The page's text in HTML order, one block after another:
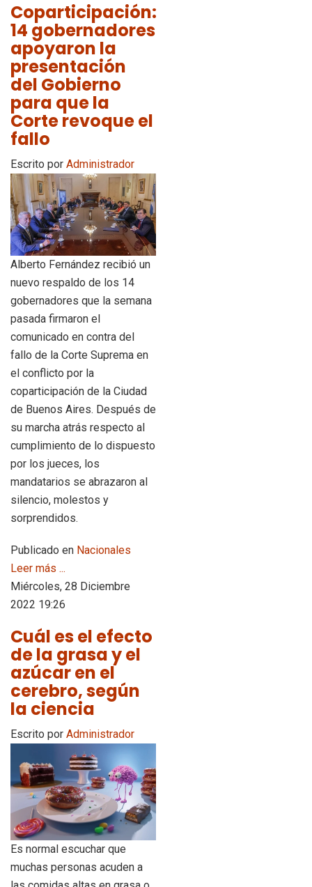
Coparticipación:
14 gobernadores
apoyaron la
presentación
del Gobierno
para que la
Corte revoque el
fallo
Escrito por Administrador
Alberto Fernández recibió un
nuevo respaldo de los 14
gobernadores que la semana
pasada firmaron el
comunicado en contra del
fallo de la Corte Suprema en
el conflicto por la
coparticipación de la Ciudad
de Buenos Aires. Después de
su marcha atrás respecto al
cumplimiento de lo dispuesto
por los jueces, los
mandatarios se abrazaron al
silencio, molestos y
sorprendidos.
Publicado en Nacionales
Leer más ...
Miércoles, 28 Diciembre
2022 19:26
Cuál es el efecto
de la grasa y el
azúcar en el
cerebro, según
la ciencia
Escrito por Administrador
Es normal escuchar que
muchas personas acuden a